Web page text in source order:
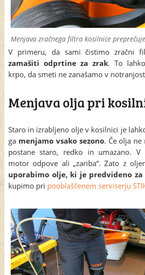
Menjava zračnega filtra kosilnice
V primeru, da sami čistimo zračni
zamašiti odprtine za zrak. To
krpo, da smeti ne zanašamo v
Menjava olja pri
Staro in izrabljeno olje v kosilnici je
ga menjamo vsako sezono. Če olja
postane staro, redko in umazano. V
motor odpove ali „zariba“. Zato z
uporabimo olje, ki je predvideno
kupimo pri pooblaščenem serviserju